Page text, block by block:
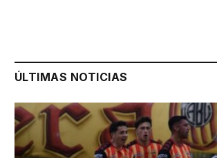
ÚLTIMAS NOTICIAS